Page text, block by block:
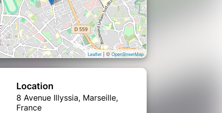
Leaflet| ©OpenStreetMap
Location
8 Avenue Illyssia, Marseille,
France